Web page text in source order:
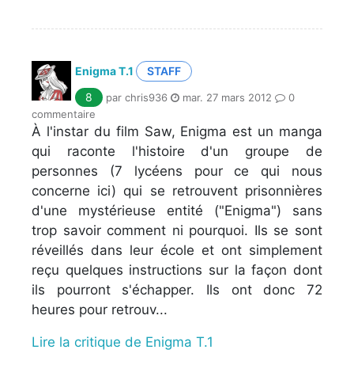
Enigma T.1
STAFF
8
par chris936 mar. 27 mars 2012
0
commentaire
À l'instar du film Saw, Enigma est un manga
qui raconte l'histoire d'un groupe de
personnes (7 lycéens pour ce qui nous
concerne ici) qui se retrouvent prisonnières
d'une mystérieuse entité ("Enigma") sans
trop savoir comment ni pourquoi. Ils se sont
réveillés dans leur école et ont simplement
reçu quelques instructions sur la façon dont
ils pourront s'échapper. Ils ont donc 72
heures pour retrouv...
Lire la critique de Enigma T.1